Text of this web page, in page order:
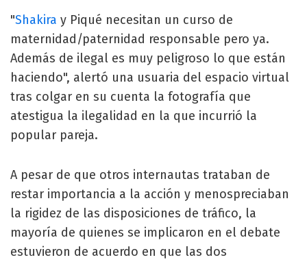
"Shakira y Piqué necesitan un curso de
maternidad/paternidad responsable pero ya.
Además de ilegal es muy peligroso lo que están
haciendo", alertó una usuaria del espacio virtual
tras colgar en su cuenta la fotografía que
atestigua la ilegalidad en la que incurrió la
popular pareja.
A pesar de que otros internautas trataban de
restar importancia a la acción y menospreciaban
la rigidez de las disposiciones de tráfico, la
mayoría de quienes se implicaron en el debate
estuvieron de acuerdo en que las dos